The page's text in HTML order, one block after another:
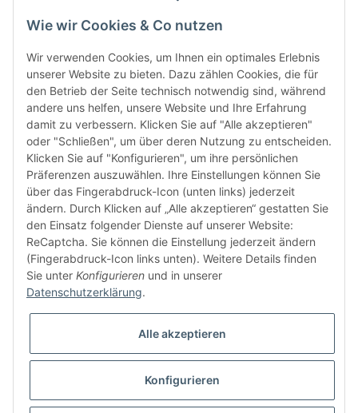
FÜR EUCH UNTERWEGS
Vertrag widerrufen
* Alle Preise inkl. gesetzlicher USt., zzgl.
Wie wir Cookies & Co nutzen
Wir verwenden Cookies, um Ihnen ein optimales Erlebnis
unserer Website zu bieten. Dazu zählen Cookies, die für
den Betrieb der Seite technisch notwendig sind, während
andere uns helfen, unsere Website und Ihre Erfahrung
damit zu verbessern. Klicken Sie auf "Alle akzeptieren"
oder "Schließen", um über deren Nutzung zu entscheiden.
Klicken Sie auf "Konfigurieren", um ihre persönlichen
Präferenzen auszuwählen. Ihre Einstellungen können Sie
über das Fingerabdruck-Icon (unten links) jederzeit
ändern. Durch Klicken auf „Alle akzeptieren“ gestatten Sie
den Einsatz folgender Dienste auf unserer Website:
ReCaptcha. Sie können die Einstellung jederzeit ändern
(Fingerabdruck-Icon links unten). Weitere Details finden
Sie unter Konfigurieren und in unserer
Datenschutzerklärung.
Alle akzeptieren
Konfigurieren